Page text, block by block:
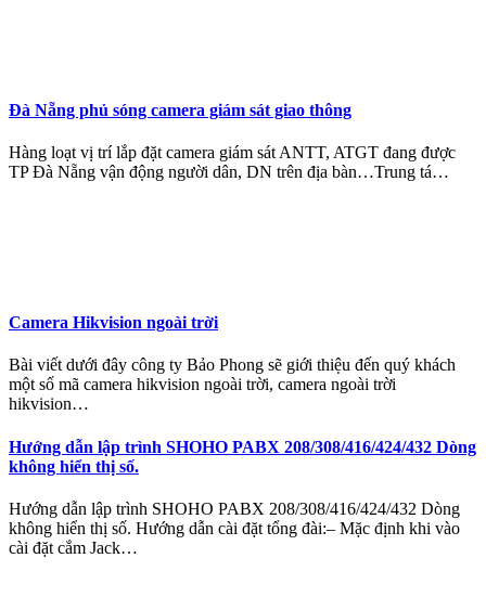
Đà Nẵng phủ sóng camera giám sát giao thông
Hàng loạt vị trí lắp đặt camera giám sát ANTT, ATGT đang được
TP Đà Nẵng vận động người dân, DN trên địa bàn…Trung tá…
Camera Hikvision ngoài trời
Bài viết dưới đây công ty Bảo Phong sẽ giới thiệu đến quý khách
một số mã camera hikvision ngoài trời, camera ngoài trời
hikvision…
Hướng dẫn lập trình SHOHO PABX 208/308/416/424/432 Dòng
không hiển thị số.
Hướng dẫn lập trình SHOHO PABX 208/308/416/424/432 Dòng
không hiển thị số. Hướng dẫn cài đặt tổng đài:– Mặc định khi vào
cài đặt cắm Jack…